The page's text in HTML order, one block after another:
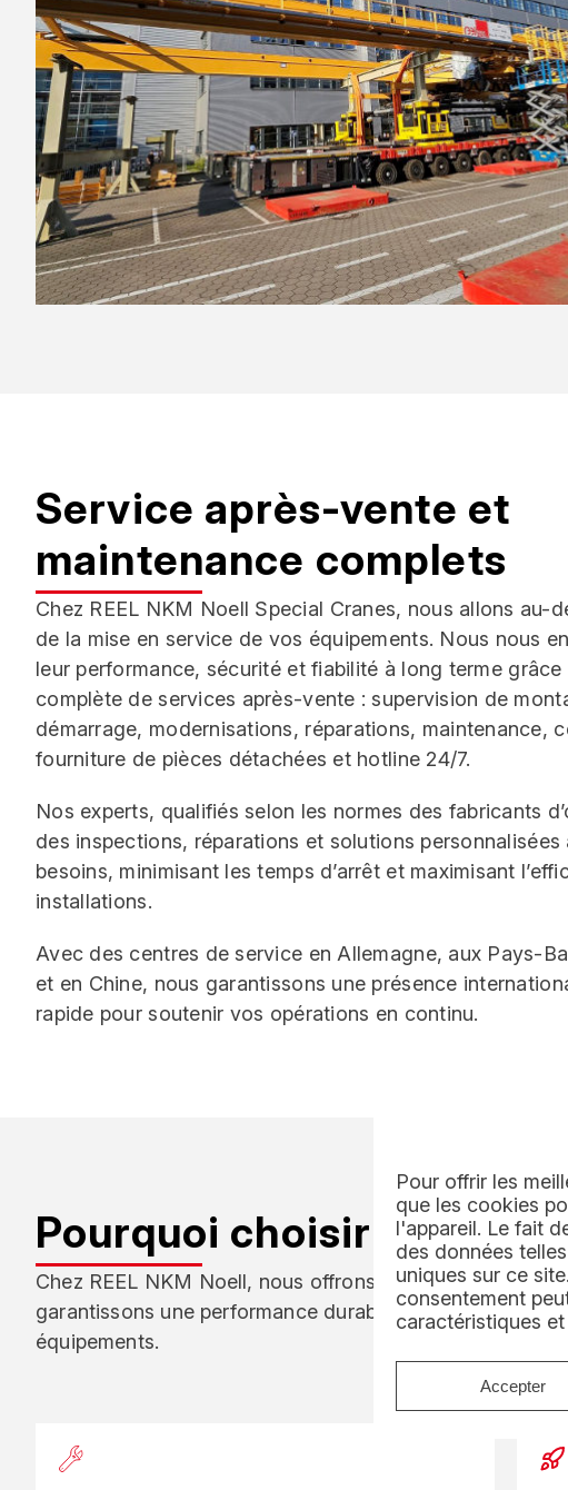
Pour offrir les
que les cookies
l'appareil. Le fait
des données
uniques sur ce
consentement
caractéristiques
Accepter
Service après-vente et
maintenance complets
Chez REEL NKM Noell Special Cranes, nous allons au-
de la mise en service de vos équipements. Nous nous
leur performance, sécurité et fiabilité à long terme grâce
complète de services après-vente : supervision de
démarrage, modernisations, réparations, maintenance,
fourniture de pièces détachées et hotline 24/7.
Nos experts, qualifiés selon les normes des fabricants
des inspections, réparations et solutions personnalisées
besoins, minimisant les temps d’arrêt et maximisant
installations.
Avec des centres de service en Allemagne, aux Pays-
et en Chine, nous garantissons une présence
rapide pour soutenir vos opérations en continu.
Pourquoi choisir REEL
Chez REEL NKM Noell, nous offrons plus que des
garantissons une performance durable tout au long du
équipements.